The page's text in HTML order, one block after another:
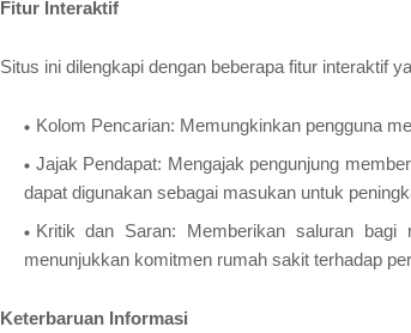
Fitur Interaktif
Situs ini dilengkapi dengan beberapa fitur interaktif
Kolom Pencarian: Memungkinkan pengguna
Jajak Pendapat: Mengajak pengunjung
dapat digunakan sebagai masukan untuk
Kritik dan Saran: Memberikan saluran bagi
menunjukkan komitmen rumah sakit terhadap
Keterbaruan Informasi